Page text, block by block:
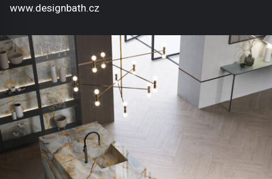
www.designbath.cz